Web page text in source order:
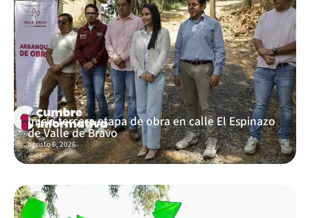
Inicia tercera etapa de obra en calle El Espinazo
de Valle de Bravo
agosto 6, 2026